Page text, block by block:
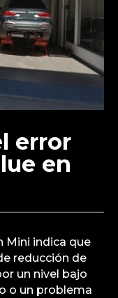
error
en
Mini indica que
reducción de
un nivel bajo
o un problema